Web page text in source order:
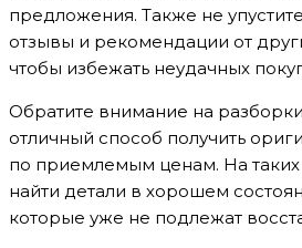
предложения. Также не
отзывы и рекомендации от
чтобы избежать неудачных
Обратите внимание на
отличный способ получить
по приемлемым ценам. На
найти детали в хорошем
которые уже не подлежат